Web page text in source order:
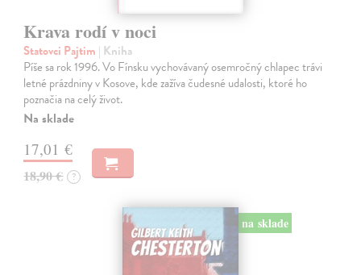
Krava rodí v noci
Statovci Pajtim | Kniha
Píše sa rok 1996. Vo Fínsku vychovávaný osemročný chlapec trávi
letné prázdniny v Kosove, kde zažíva čudesné udalosti, ktoré ho
poznačia na celý život.
Na sklade
17,01 €
18,90 € ?
na sklade